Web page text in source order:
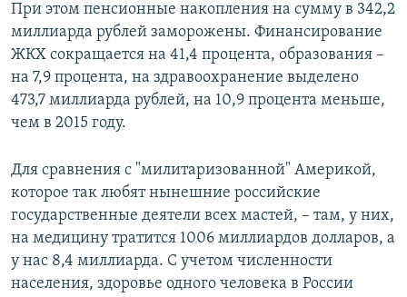
При этом пенсионные накопления на сумму в 342,2
миллиарда рублей заморожены. Финансирование
ЖКХ сокращается на 41,4 процента, образования –
на 7,9 процента, на здравоохранение выделено
473,7 миллиарда рублей, на 10,9 процента меньше,
чем в 2015 году.
Для сравнения с "милитаризованной" Америкой,
которое так любят нынешние российские
государственные деятели всех мастей, – там, у них,
на медицину тратится 1006 миллиардов долларов, а
у нас 8,4 миллиарда. С учетом численности
населения, здоровье одного человека в России